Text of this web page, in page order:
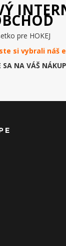
pre HOKEJ
si vybrali náš
SA NA VÁŠ